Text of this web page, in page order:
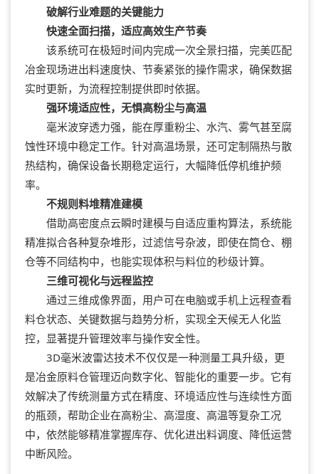
破解行业难题的关键能力
快速全面扫描，适应高效生产节奏
该系统可在极短时间内完成一次全景扫描，完美匹配
冶金现场进出料速度快、节奏紧张的操作需求，确保数据
实时更新，为流程控制提供即时依据。
强环境适应性，无惧高粉尘与高温
毫米波穿透力强，能在厚重粉尘、水汽、雾气甚至腐
蚀性环境中稳定工作。针对高温场景，还可定制隔热与散
热结构，确保设备长期稳定运行，大幅降低停机维护频
率。
不规则料堆精准建模
借助高密度点云瞬时建模与自适应重构算法，系统能
精准拟合各种复杂堆形，过滤信号杂波，即使在筒仓、棚
仓等不同结构中，也能实现体积与料位的秒级计算。
三维可视化与远程监控
通过三维成像界面，用户可在电脑或手机上远程查看
料仓状态、关键数据与趋势分析，实现全天候无人化监
控，显著提升管理效率与操作安全性。
3D毫米波雷达技术不仅仅是一种测量工具升级，更
是冶金原料仓管理迈向数字化、智能化的重要一步。它有
效解决了传统测量方式在精度、环境适应性与连续性方面
的瓶颈，帮助企业在高粉尘、高湿度、高温等复杂工况
中，依然能够精准掌握库存、优化进出料调度、降低运营
中断风险。